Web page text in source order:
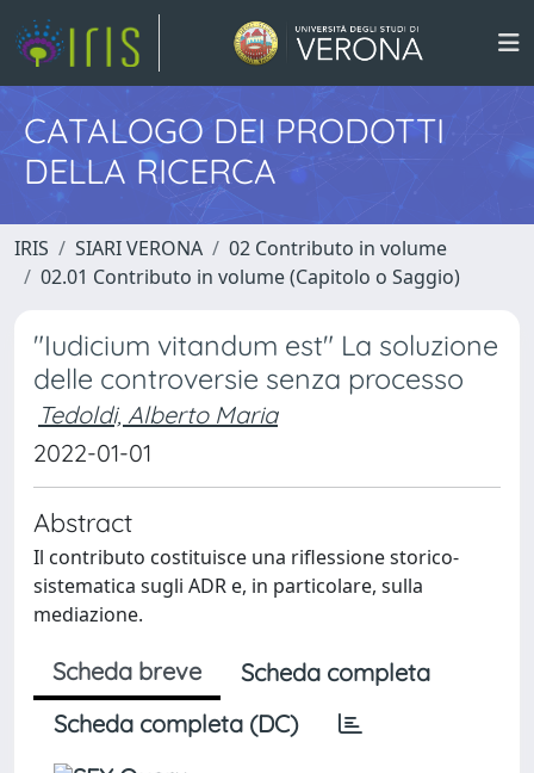
CATALOGO DEI PRODOTTI
DELLA RICERCA
IRIS SIARI VERONA
02 Contributo in volume
02.01 Contributo in volume (Capitolo o Saggio)
"Iudicium vitandum est" La soluzione
delle controversie senza processo
Tedoldi, Alberto Maria
2022-01-01
Abstract
Il contributo costituisce una riflessione storico-
sistematica sugli ADR e, in particolare, sulla
mediazione.
Scheda breve
Scheda completa
Scheda completa (DC)